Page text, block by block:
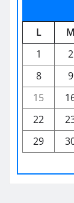
L
M
1
2
8
9
15
22
29